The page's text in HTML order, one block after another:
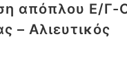
απόπλου Ε/Γ-
– Αλιευτικός